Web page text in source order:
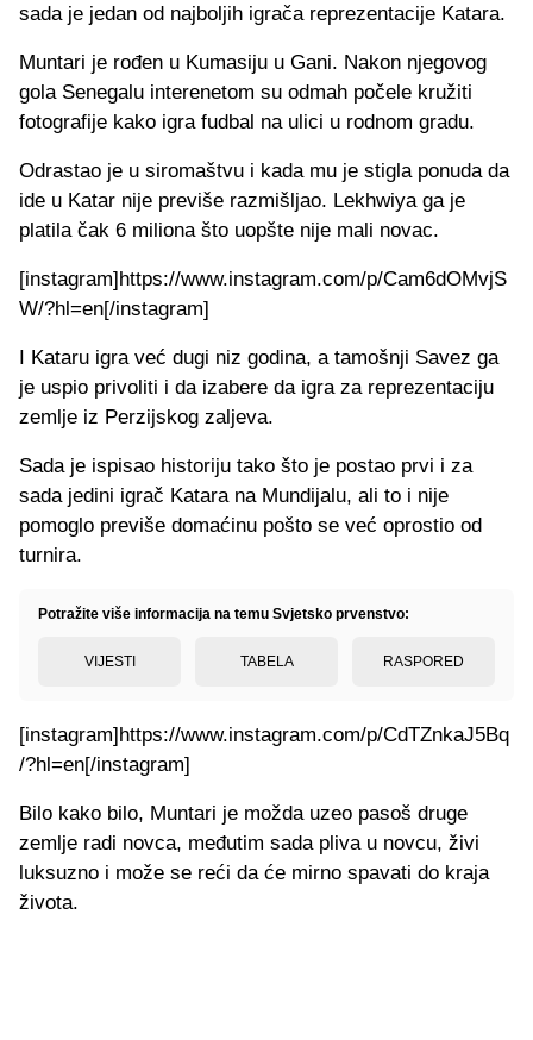
sada je jedan od najboljih igrača reprezentacije Katara.
Muntari je rođen u Kumasiju u Gani. Nakon njegovog
gola Senegalu interenetom su odmah počele kružiti
fotografije kako igra fudbal na ulici u rodnom gradu.
Odrastao je u siromaštvu i kada mu je stigla ponuda da
ide u Katar nije previše razmišljao. Lekhwiya ga je
platila čak 6 miliona što uopšte nije mali novac.
[instagram]https://www.instagram.com/p/Cam6dOMvjS
W/?hl=en[/instagram]
I Kataru igra već dugi niz godina, a tamošnji Savez ga
je uspio privoliti i da izabere da igra za reprezentaciju
zemlje iz Perzijskog zaljeva.
Sada je ispisao historiju tako što je postao prvi i za
sada jedini igrač Katara na Mundijalu, ali to i nije
pomoglo previše domaćinu pošto se već oprostio od
turnira.
Potražite više informacija na temu Svjetsko prvenstvo:
VIJESTI TABELA RASPORED
[instagram]https://www.instagram.com/p/CdTZnkaJ5Bq
/?hl=en[/instagram]
Bilo kako bilo, Muntari je možda uzeo pasoš druge
zemlje radi novca, međutim sada pliva u novcu, živi
luksuzno i može se reći da će mirno spavati do kraja
života.